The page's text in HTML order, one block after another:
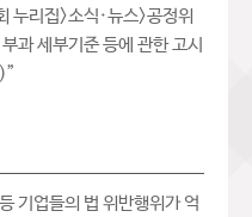
리집>소식·뉴스>공정위
과 세부기준 등에 관한 고시
기업들의 법 위반행위가 억